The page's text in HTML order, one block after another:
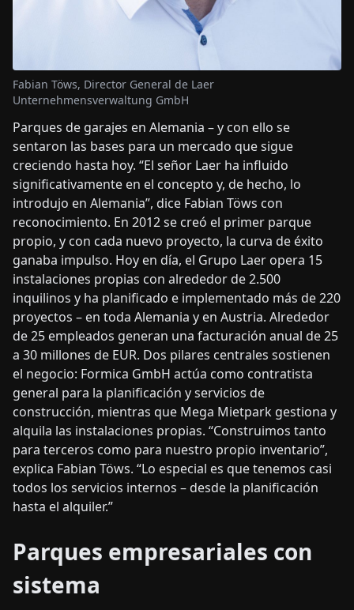
Fabian Töws, Director General de Laer
Unternehmensverwaltung GmbH
Parques de garajes en Alemania – y con ello se
sentaron las bases para un mercado que sigue
creciendo hasta hoy. “El señor Laer ha influido
significativamente en el concepto y, de hecho, lo
introdujo en Alemania”, dice Fabian Töws con
reconocimiento. En 2012 se creó el primer parque
propio, y con cada nuevo proyecto, la curva de éxito
ganaba impulso. Hoy en día, el Grupo Laer opera 15
instalaciones propias con alrededor de 2.500
inquilinos y ha planificado e implementado más de 220
proyectos – en toda Alemania y en Austria. Alrededor
de 25 empleados generan una facturación anual de 25
a 30 millones de EUR. Dos pilares centrales sostienen
el negocio: Formica GmbH actúa como contratista
general para la planificación y servicios de
construcción, mientras que Mega Mietpark gestiona y
alquila las instalaciones propias. “Construimos tanto
para terceros como para nuestro propio inventario”,
explica Fabian Töws. “Lo especial es que tenemos casi
todos los servicios internos – desde la planificación
hasta el alquiler.”
Parques empresariales con
sistema